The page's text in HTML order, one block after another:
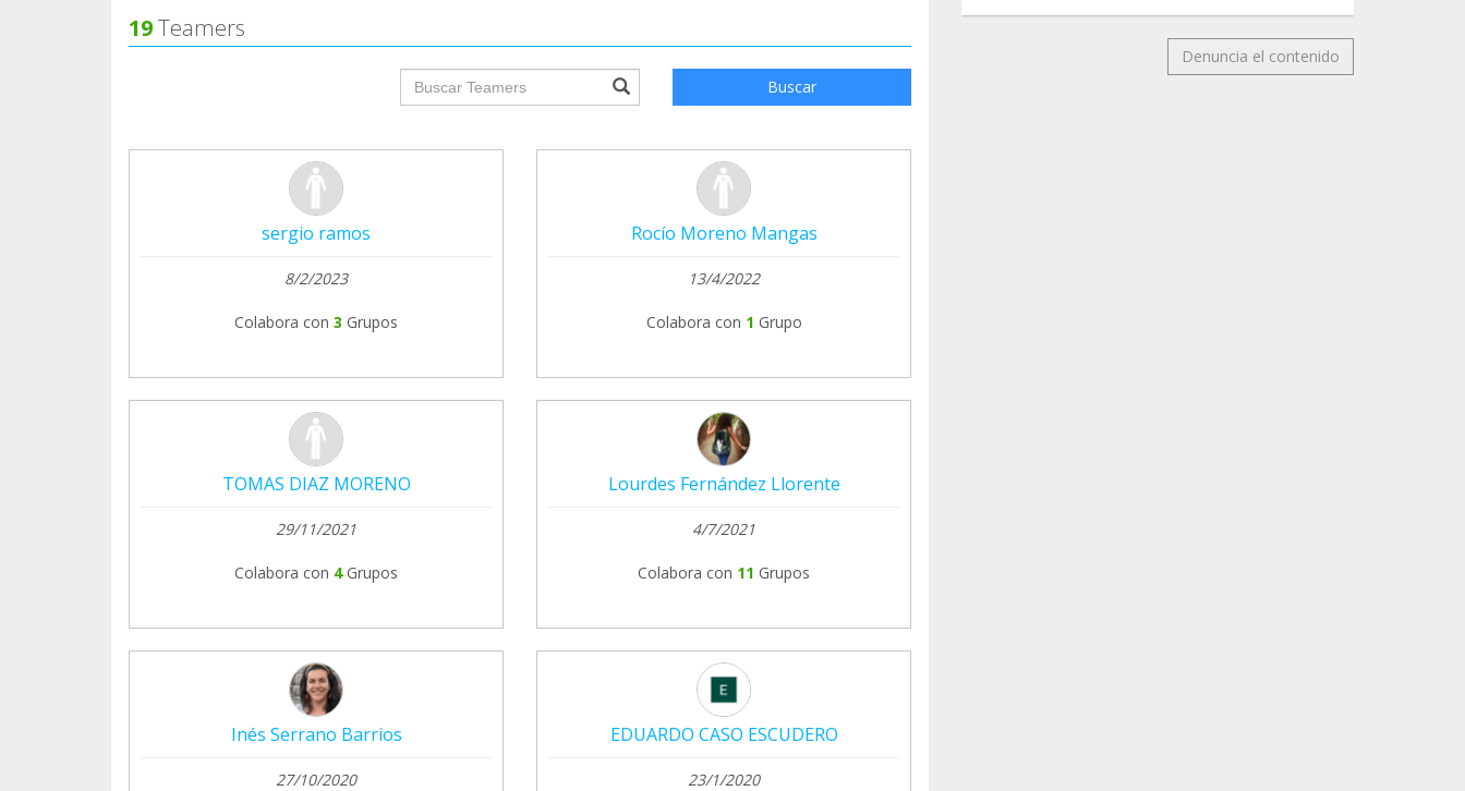
19Teamers
groupProfile.searchForm.search.text??? Buscar
sergio ramos
8/2/2023
Colabora con 3 Grupos
Rocío Moreno Mangas
13/4/2022
Colabora con 1 Grupo
TOMAS DIAZ MORENO
29/11/2021
Colabora con 4 Grupos
Lourdes Fernández Llorente
4/7/2021
Colabora con 11 Grupos
Inés Serrano Barrios
27/10/2020
EDUARDO CASO ESCUDERO
23/1/2020
Denuncia el contenido